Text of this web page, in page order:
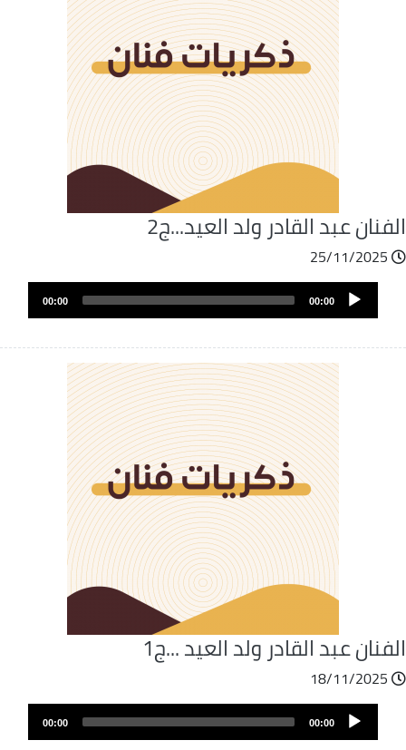
عبد القادر ولد العيد...ج2
25/11/2025
ملفAudio
Player
00:00
00:00
عبد القادر ولد العيد ...ج1
18/11/2025
ملفAudio
Player
00:00
00:00